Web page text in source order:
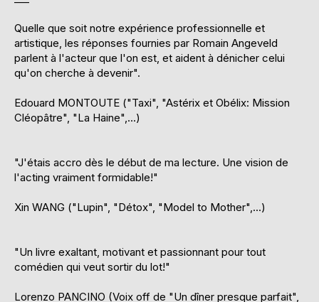
Quelle que soit notre expérience professionnelle et
artistique, les réponses fournies par Romain Angeveld
parlent à l'acteur que l'on est, et aident à dénicher celui
qu'on cherche à devenir".
Edouard MONTOUTE ("Taxi", "Astérix et Obélix: Mission
Cléopâtre", "La Haine",...)
"J'étais accro dès le début de ma lecture. Une vision de
l'acting vraiment formidable!"
Xin WANG ("Lupin", "Détox", "Model to Mother",...)
"Un livre exaltant, motivant et passionnant pour tout
comédien qui veut sortir du lot!"
Lorenzo PANCINO (Voix off de "Un dîner presque parfait",